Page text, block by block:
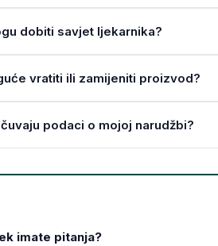
dobiti savjet ljekarnika?
vratiti ili zamijeniti proizvod?
podaci o mojoj narudžbi?
imate pitanja?